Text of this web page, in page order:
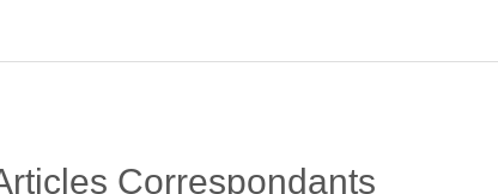
Correspondants